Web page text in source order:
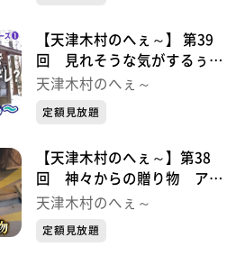
【天津木村のへぇ～】 第39
回 見れそうな気がするぅ〜
UFOシリーズ①
天津木村のへぇ～
定額見放題
【天津木村のへぇ～】第38
回 神々からの贈り物 アイ
ヌシリーズ⑤完結編
天津木村のへぇ～
定額見放題